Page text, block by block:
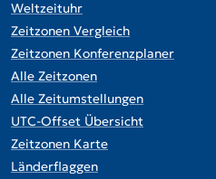
Weltzeituhr
Zeitzonen Vergleich
Zeitzonen Konferenzplaner
Alle Zeitzonen
Alle Zeitumstellungen
UTC-Offset Übersicht
Zeitzonen Karte
Länderflaggen